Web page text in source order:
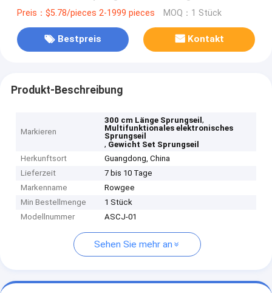
Gewichtssatz von 20-110 kg
Preis：$5.78/pieces 2-1999 pieces MOQ：1 Stück
Bestpreis Kontakt
Produkt-Beschreibung
Markieren
300 cm Länge Sprungseil,
Multifunktionales elektronisches
Sprungseil
, Gewicht Set Sprungseil
Herkunftsort
Guangdong, China
Lieferzeit
7 bis 10 Tage
Markenname
Rowgee
Min Bestellmenge
1 Stück
Modellnummer
ASCJ-01
Sehen Sie mehr an